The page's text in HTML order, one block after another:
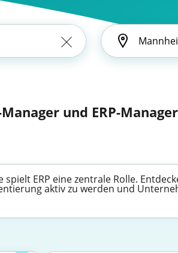
Manager und ERP-
ERP eine zentrale Rolle.
aktiv zu werden und